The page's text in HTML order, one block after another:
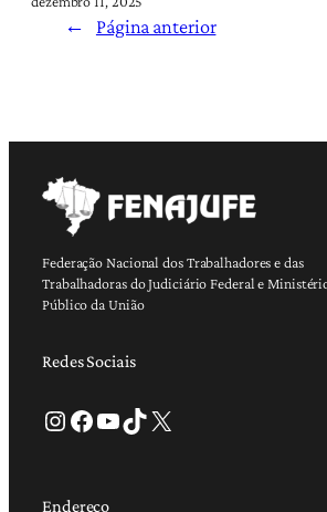
← Página anterior
Federação Nacional dos Trabalhadores e das
Trabalhadoras do Judiciário Federal e
Público da União
Redes Sociais
Instagram Facebook Youtube TikTok X
Endereço